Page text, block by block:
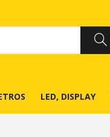
LED, DISPLAY